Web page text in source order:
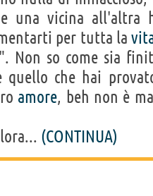
una vicina all'altra
per tutta la
Non so come sia
quello che hai
amore, beh non è
(CONTINUA)